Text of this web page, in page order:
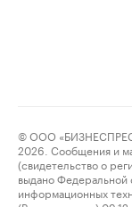
© ООО
2026. Сообщения и
(свидетельство о
выдано Федеральной
информационных